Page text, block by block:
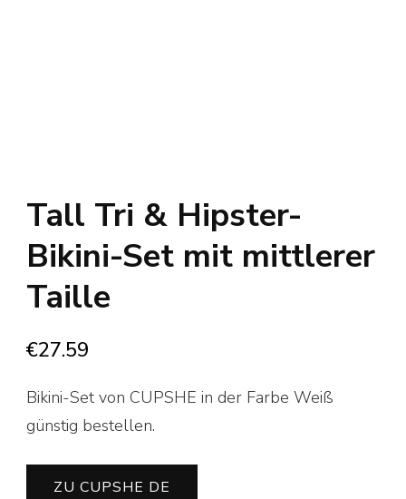
Tall Tri & Hipster-
Bikini-Set mit mittlerer
Taille
€27.59
Bikini-Set von CUPSHE in der Farbe Weiß
günstig bestellen.
ZU CUPSHE DE